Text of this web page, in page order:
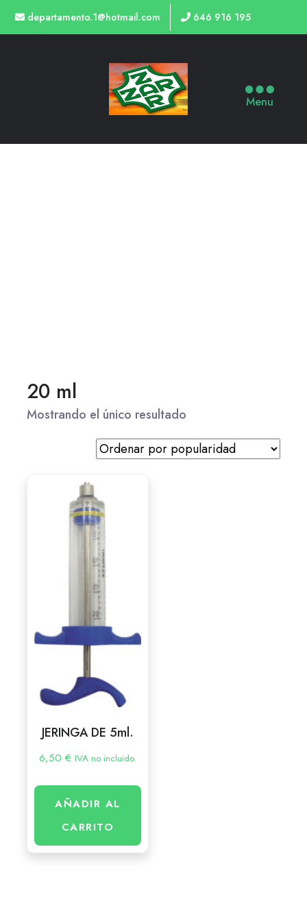
departamento.1@hotmail.com 646 916 195
Menu
20 ml
Mostrando el único resultado
JERINGA DE 5ml.
6,50 € IVA no incluido.
AÑADIR AL
CARRITO